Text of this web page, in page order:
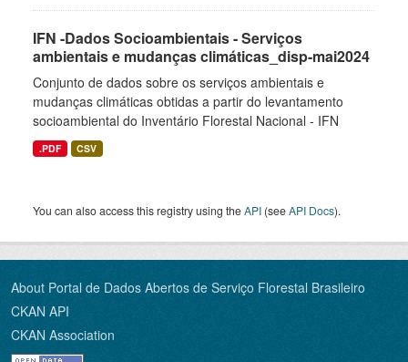
IFN -Dados Socioambientais - Serviços
ambientais e mudanças climáticas_disp-mai2024
Conjunto de dados sobre os serviços ambientais e
mudanças climáticas obtidas a partir do levantamento
socioambiental do Inventário Florestal Nacional - IFN
.PDF CSV
You can also access this registry using theAPI (seeAPI Docs).
About Portal de Dados Abertos de Serviço Florestal Brasileiro
CKAN API
CKAN Association